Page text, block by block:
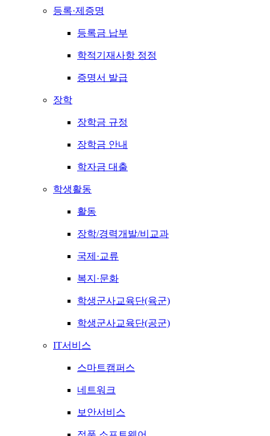
등록·제증명
등록금 납부
학적기재사항 정정
증명서 발급
장학
장학금 규정
장학금 안내
학자금 대출
학생활동
활동
장학/경력개발/비교과
국제·교류
복지·문화
학생군사교육단(육군)
학생군사교육단(공군)
IT서비스
스마트캠퍼스
네트워크
보안서비스